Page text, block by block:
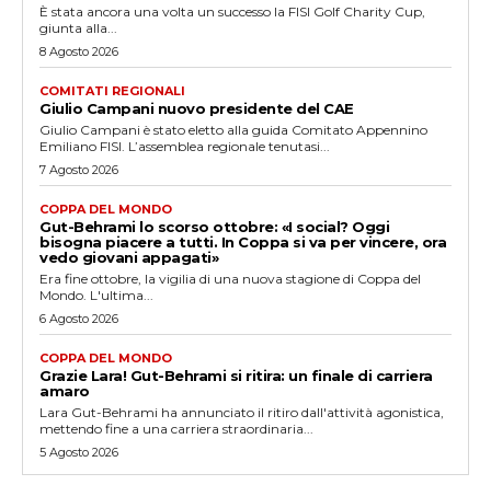
È stata ancora una volta un successo la FISI Golf Charity Cup,
giunta alla...
8 Agosto 2026
COMITATI REGIONALI
Giulio Campani nuovo presidente del CAE
Giulio Campani è stato eletto alla guida Comitato Appennino
Emiliano FISI. L’assemblea regionale tenutasi...
7 Agosto 2026
COPPA DEL MONDO
Gut-Behrami lo scorso ottobre: «I social? Oggi
bisogna piacere a tutti. In Coppa si va per vincere, ora
vedo giovani appagati»
Era fine ottobre, la vigilia di una nuova stagione di Coppa del
Mondo. L'ultima...
6 Agosto 2026
COPPA DEL MONDO
Grazie Lara! Gut-Behrami si ritira: un finale di carriera
amaro
Lara Gut-Behrami ha annunciato il ritiro dall'attività agonistica,
mettendo fine a una carriera straordinaria...
5 Agosto 2026